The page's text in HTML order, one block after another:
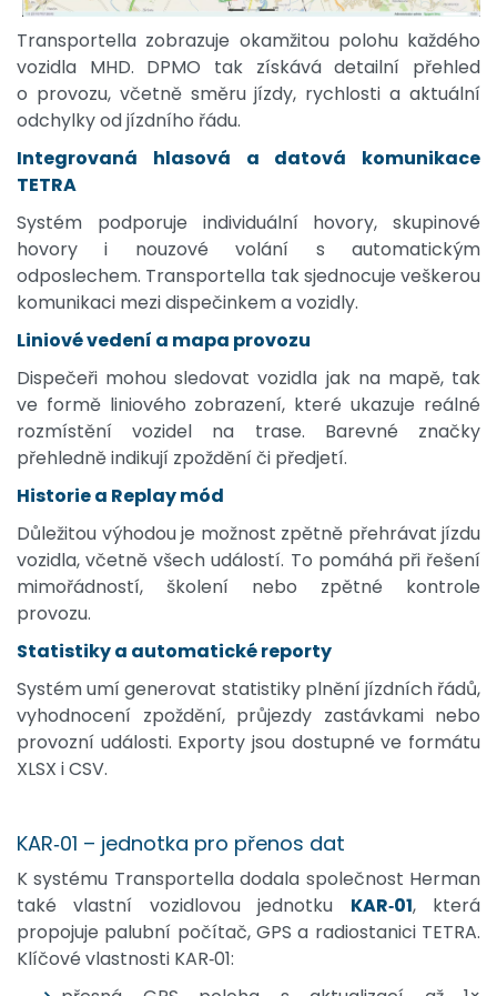
Transportella zobrazuje okamžitou polohu každého
vozidla MHD. DPMO tak získává detailní přehled
o provozu, včetně směru jízdy, rychlosti a aktuální
odchylky od jízdního řádu.
Integrovaná hlasová a datová komunikace
TETRA
Systém podporuje individuální hovory, skupinové
hovory i nouzové volání s automatickým
odposlechem. Transportella tak sjednocuje veškerou
komunikaci mezi dispečinkem a vozidly.
Liniové vedení a mapa provozu
Dispečeři mohou sledovat vozidla jak na mapě, tak
ve formě liniového zobrazení, které ukazuje reálné
rozmístění vozidel na trase. Barevné značky
přehledně indikují zpoždění či předjetí.
Historie a Replay mód
Důležitou výhodou je možnost zpětně přehrávat jízdu
vozidla, včetně všech událostí. To pomáhá při řešení
mimořádností, školení nebo zpětné kontrole
provozu.
Statistiky a automatické reporty
Systém umí generovat statistiky plnění jízdních řádů,
vyhodnocení zpoždění, průjezdy zastávkami nebo
provozní události. Exporty jsou dostupné ve formátu
XLSX i CSV.
KAR‑01 – jednotka pro přenos dat
K systému Transportella dodala společnost Herman
také vlastní vozidlovou jednotku KAR‑01, která
propojuje palubní počítač, GPS a radiostanici TETRA.
Klíčové vlastnosti KAR‑01: